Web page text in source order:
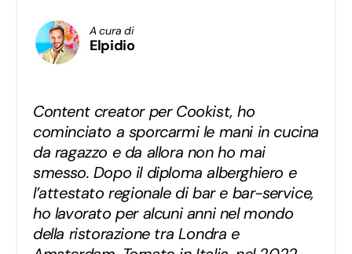
A cura di
Elpidio
Content creator per Cookist, ho
cominciato a sporcarmi le mani in cucina
da ragazzo e da allora non ho mai
smesso. Dopo il diploma alberghiero e
l’attestato regionale di bar e bar-service,
ho lavorato per alcuni anni nel mondo
della ristorazione tra Londra e